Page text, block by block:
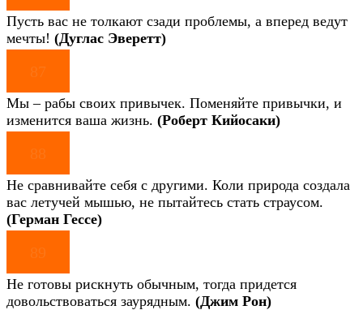
Пусть вас не толкают сзади проблемы, а вперед ведут
мечты! (Дуглас Эверетт)
87
Мы – рабы своих привычек. Поменяйте привычки, и
изменится ваша жизнь. (Роберт Кийосаки)
88
Не сравнивайте себя с другими. Коли природа создала
вас летучей мышью, не пытайтесь стать страусом.
(Герман Гессе)
89
Не готовы рискнуть обычным, тогда придется
довольствоваться заурядным. (Джим Рон)